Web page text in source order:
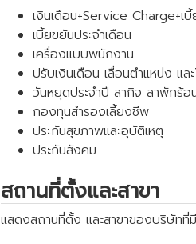
เงินเดือน+Service Charge+เ
เบี้ยขยันประจำเดือน
เครื่องแบบพนักงาน
ปรับเงินเดือน เลื่อนตำแหน่ง แล
วันหยุดประจำปี ลากิจ ลาพักร้อ
กองทุนสำรองเลี้ยงชีพ
ประกันสุขภาพและอุบัติเหตุ
ประกันสังคม
สถานที่ตั้งและสาขา
แสดงสถานที่ตั้ง และสาขาของบริษัทที่